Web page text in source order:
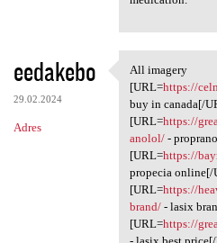
eedakebo
29.02.2024
Adres
All imagery
All imagery
[URL=https://
buy in canada[/
[URL=https://
anolol/-
[URL=https://
propecia online[/
[URL=https://
brand/- lasix
[URL=https://